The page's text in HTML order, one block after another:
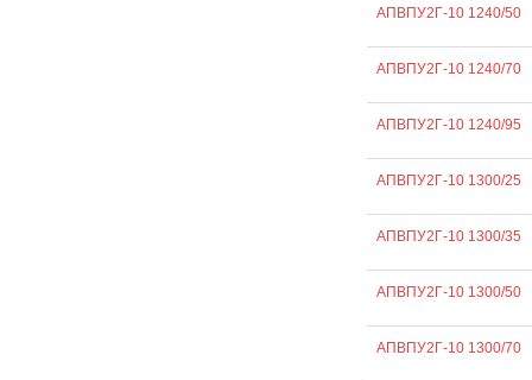
АПВПУ2Г-10 1240/50
АПВПУ2Г-10 1240/70
АПВПУ2Г-10 1240/95
АПВПУ2Г-10 1300/25
АПВПУ2Г-10 1300/35
АПВПУ2Г-10 1300/50
АПВПУ2Г-10 1300/70